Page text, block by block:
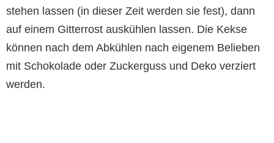
stehen lassen (in dieser Zeit werden sie fest), dann
auf einem Gitterrost auskühlen lassen. Die Kekse
können nach dem Abkühlen nach eigenem Belieben
mit Schokolade oder Zuckerguss und Deko verziert
werden.